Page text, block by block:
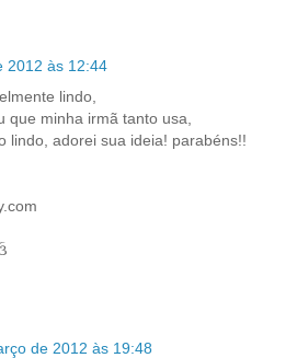
2012 às 12:44
lindo,
que minha irmã tanto usa,
lindo, adorei sua ideia! parabéns!!
de 2012 às 19:48